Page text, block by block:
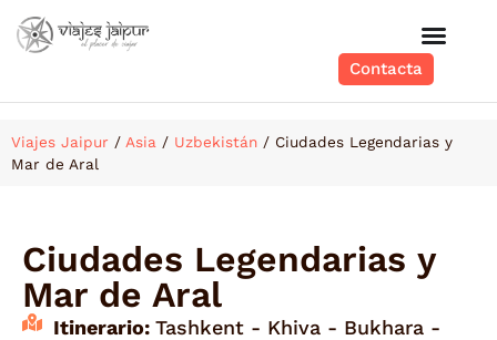
Contacta
Viajes Jaipur / Asia / Uzbekistán / Ciudades Legendarias y
Mar de Aral
Ciudades Legendarias y
Mar de Aral
Itinerario: Tashkent - Khiva - Bukhara -